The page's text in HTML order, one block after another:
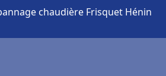
chaudière Frisquet Hénin